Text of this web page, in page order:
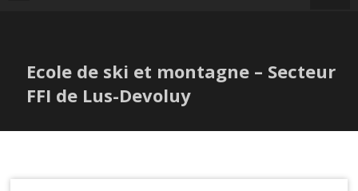
s
&
T
a
ti
Ecole de ski et montagne – Secteur
FFI de Lus-Devoluy